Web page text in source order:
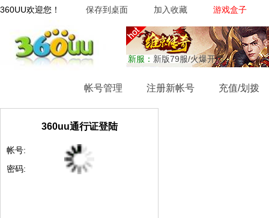
360UU欢迎您！ 保存到桌面 加入收藏 游戏盒子
新服： 新版79服/火爆开启
帐号管理 注册新帐号 充值/划拨
360uu通行证登陆
帐号:
密码: